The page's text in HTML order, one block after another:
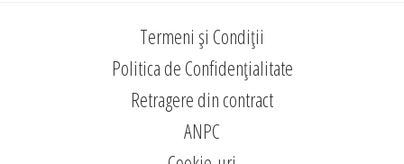
Termeni și Condiții
Politica de Confidențialitate
Retragere din contract
ANPC